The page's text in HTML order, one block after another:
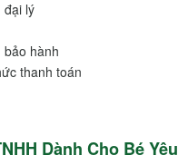
đại lý
hành
thanh toán
Dành Cho Bé Yêu